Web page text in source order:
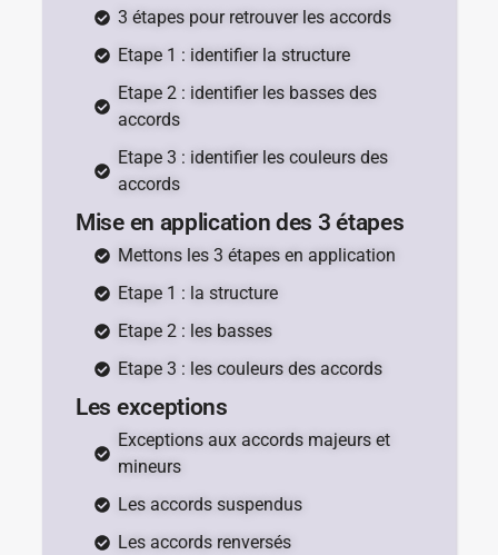
3 étapes pour retrouver les accords
Etape 1 : identifier la structure
Etape 2 : identifier les basses des
accords
Etape 3 : identifier les couleurs des
accords
Mise en application des 3 étapes
Mettons les 3 étapes en application
Etape 1 : la structure
Etape 2 : les basses
Etape 3 : les couleurs des accords
Les exceptions
Exceptions aux accords majeurs et
mineurs
Les accords suspendus
Les accords renversés